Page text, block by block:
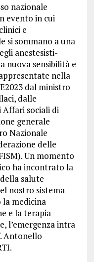
nazionale
evento in cui
e
si sommano a una
anestesisti-
nuova sensibilità e
nella
dal ministro
dalle
Affari sociali di
generale
Nazionale
delle
Un momento
ha incontrato la
salute
nostro sistema
la medicina
e la terapia
l’emergenza intra
Antonello